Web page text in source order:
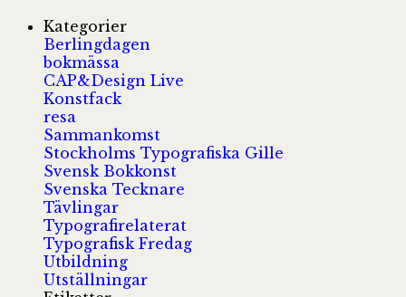
Kategorier
Berlingdagen
bokmässa
CAP&Design Live
Konstfack
resa
Sammankomst
Stockholms Typografiska Gille
Svensk Bokkonst
Svenska Tecknare
Tävlingar
Typografirelaterat
Typografisk Fredag
Utbildning
Utställningar